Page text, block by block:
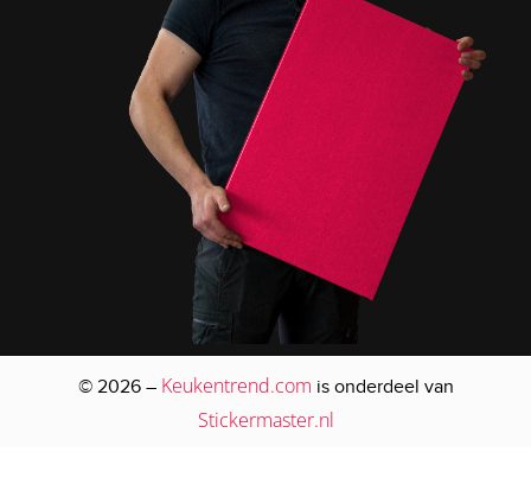
© 2026 – Keukentrend.com is onderdeel van
Stickermaster.nl